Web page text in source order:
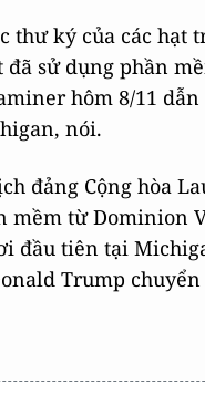
thư ký của các hạt
sử dụng phần
hôm 8/11
nói.
đảng Cộng hòa
mềm từ Dominion
đầu tiên tại
Trump chuyển